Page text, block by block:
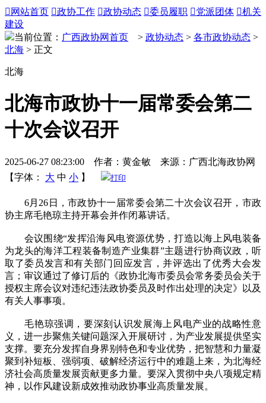
 网站首页 政协工作 政协动态 委员履职 党派团体 机关
建设
当前位置： 广西政协网首页 > 政协动态 > 各市政协动态 >
北海 > 正文
北海
北海市政协十一届常委会第二
十次会议召开
2025-06-27 08:23:00 作者：黄金敏 来源：广西北海政协网
【字体：
大 中 小 】 打印
6月26日，市政协十一届常委会第二十次会议召开，市政
协主席毛艳琼主持开幕会并作闭幕讲话。
会议围绕“发挥沿海风电资源优势，打造以海上风电装备
为龙头的海洋工程装备制造产业集群”主题进行协商议政，听
取了委员发言和有关部门回应发言，并评选出了优秀大会发
言；审议通过了修订后的《政协北海市委员会常务委员会关于
授权主席会议对违纪违法政协委员及时作出处理的决定》以及
有关人事事项。
毛艳琼强调，要深刻认识发展海上风电产业的战略性意
义，进一步聚焦关键问题深入开展研讨，为产业发展提供坚实
支撑。要充分发挥自身界别特色和专业优势，把智慧和力量凝
聚到补短板、强弱项、破解经济运行中的难题上来，为北海经
济社会高质量发展贡献更多力量。要深入贯彻中央八项规定精
神，以作风建设新成效推动政协事业高质量发展。